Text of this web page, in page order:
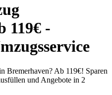
119€ -
Bremerhaven? Ab 119€! Sparen
und Angebote in 2